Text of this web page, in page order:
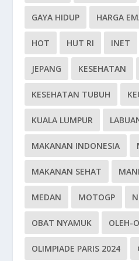
GAYA HIDUP HARGA
HOT HUT RI INET
JEPANG KESEHATAN
KESEHATAN TUBUH
KUALA LUMPUR
MAKANAN INDONESIA
MAKANAN SEHAT
MEDAN MOTOGP
OBAT NYAMUK OLEH-
OLIMPIADE PARIS 2024